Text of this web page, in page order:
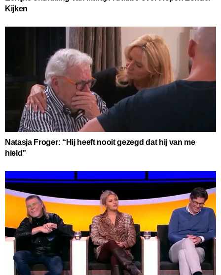
Kijken
Natasja Froger: “Hij heeft nooit gezegd dat hij van me
hield”